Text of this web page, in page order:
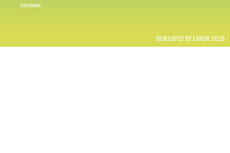
Factsheets
DEVELOPED BY ESKOR 2026